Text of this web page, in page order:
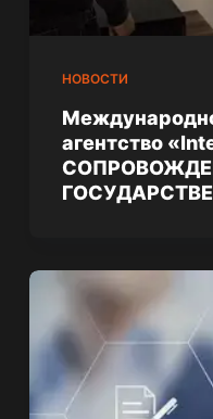
НОВОСТИ
агентство